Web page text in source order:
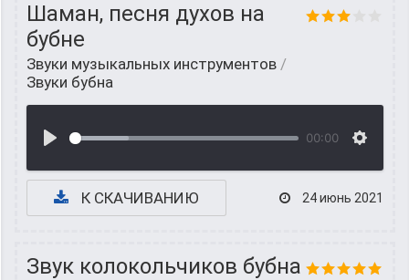
Шаман, песня духов на
бубне
Звуки музыкальных инструментов /
Звуки бубна
00:00
К СКАЧИВАНИЮ 24 июнь 2021
Звук колокольчиков бубна